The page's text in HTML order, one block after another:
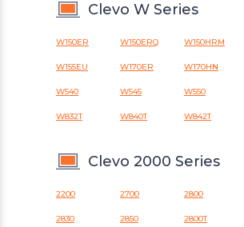
Clevo W Series
W150ER W150ERQ W150HRM
W155EU W170ER W170HN
W540 W545 W550
W832T W840T W842T
Clevo 2000 Series
2200 2700 2800
2830 2850 2800T